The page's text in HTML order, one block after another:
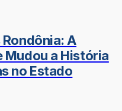
Rondônia: A
Mudou a História
no Estado